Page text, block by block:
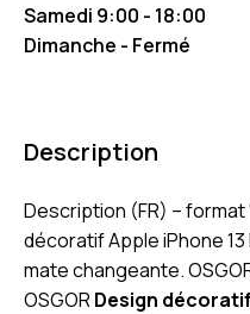
Samedi 9:00 - 18:00
Dimanche - Fermé
Description
Description (FR) – format
décoratif Apple iPhone
mate changeante.
OSGORDesign décoratif